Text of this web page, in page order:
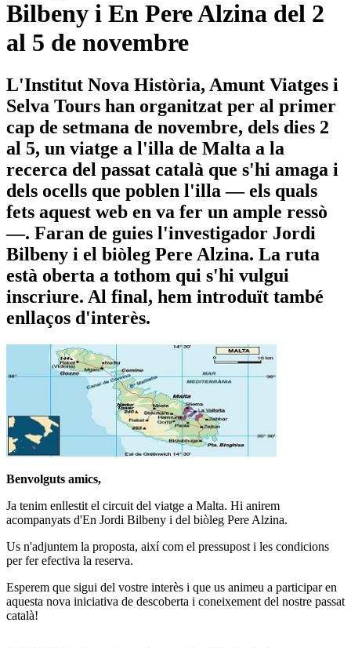
Bilbeny i En Pere Alzina del 2
al 5 de novembre
L'Institut Nova Història, Amunt Viatges i
Selva Tours han organitzat per al primer
cap de setmana de novembre, dels dies 2
al 5, un viatge a l'illa de Malta a la
recerca del passat català que s'hi amaga i
dels ocells que poblen l'illa — els quals
fets aquest web en va fer un ample ressò
—. Faran de guies l'investigador Jordi
Bilbeny i el biòleg Pere Alzina. La ruta
està oberta a tothom qui s'hi vulgui
inscriure. Al final, hem introduït també
enllaços d'interès.
Benvolguts amics,
Ja tenim enllestit el circuit del viatge a Malta. Hi anirem
acompanyats d'En Jordi Bilbeny i del biòleg Pere Alzina.
Us n'adjuntem la proposta, així com el pressupost i les condicions
per fer efectiva la reserva.
Esperem que sigui del vostre interès i que us animeu a participar en
aquesta nova iniciativa de descoberta i coneixement del nostre passat
català!